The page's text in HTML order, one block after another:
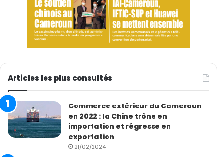
Articles les plus consultés
Commerce extérieur du Cameroun
en 2022 : la Chine trône en
importation et régresse en
exportation
21/02/2024